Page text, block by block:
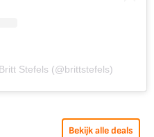
Stefels (@brittstefels)
Bekijk alle deals